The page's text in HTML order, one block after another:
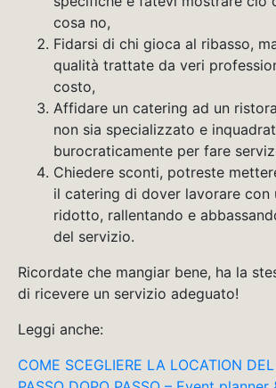
cosa no,
Fidarsi di chi gioca al ribasso,
qualità trattate da veri
costo,
Affidare un catering ad un
non sia specializzato e
burocraticamente per fare
Chiedere sconti, potreste
il catering di dover lavorare con
ridotto, rallentando e
del servizio.
Ricordate che mangiar bene, ha la
di ricevere un servizio adeguato!
Leggi anche:
COME SCEGLIERE LA LOCATION